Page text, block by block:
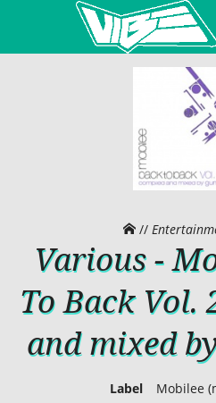
//
Various -
To Back Vol.
and mixed
Label
Mobilee